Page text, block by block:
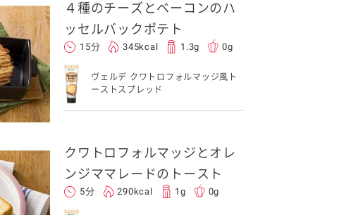
４種のチーズとベーコンのハ
ッセルバックポテト
15分 345kcal 1.3g 0g
ヴェルデ クワトロフォルマッジ風ト
ーストスプレッド
クワトロフォルマッジとオレ
ンジママレードのトースト
5分 290kcal 1g 0g